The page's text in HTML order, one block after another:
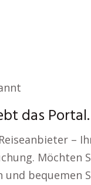
das Portal.
–
Möchten
bequemen